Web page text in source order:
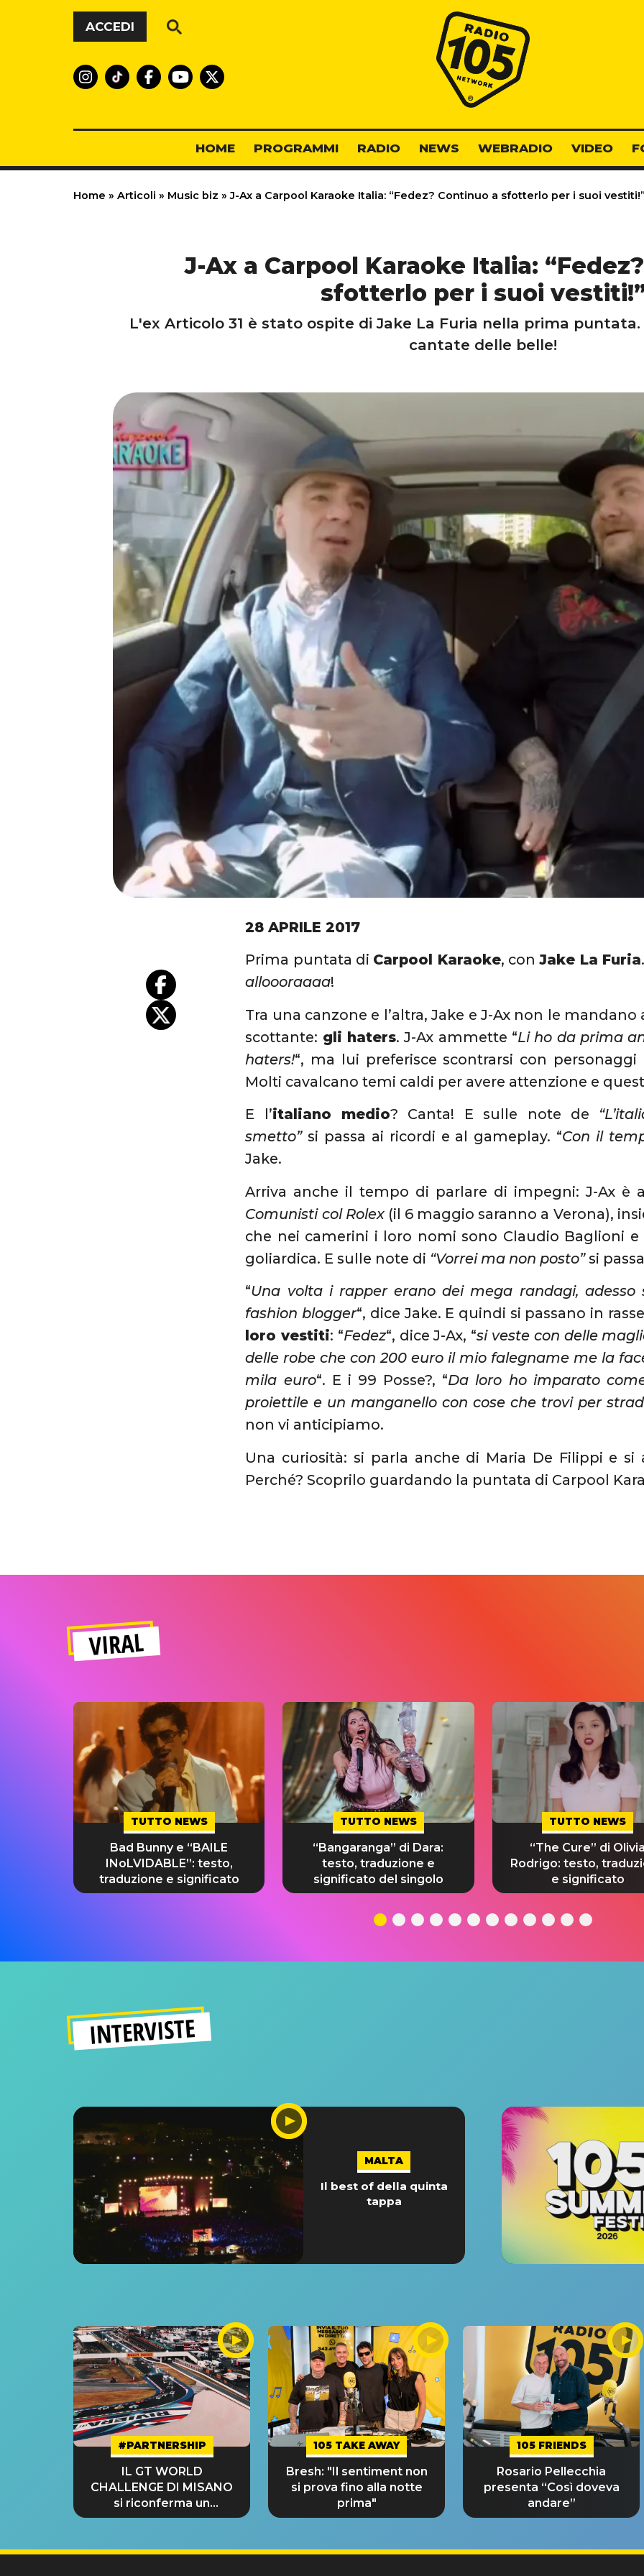
Vai al contenuto
ACCEDI
Radio 105
HOME PROGRAMMI RADIO NEWS WEBRADIO VIDEO
Home » Articoli » Music biz » J-Ax a Carpool Karaoke Italia: “Fedez? Continuo a sfotterlo per i suoi vestiti!”
J-Ax a Carpool Karaoke Italia:
sfotterlo per i suoi
L'ex Articolo 31 è stato ospite di Jake La Furia nella prima
cantate delle belle!
28 APRILE 2017
Prima puntata di Carpool Karaoke, conJake La Furia
alloooraaaa!
Tra una canzone e l’altra, Jake e J-Ax non le
scottante: gli haters. J-Ax ammette “Li ho da prima
haters!“, ma lui preferisce scontrarsi con personaggi
Molti cavalcano temi caldi per avere attenzione e
E l’italiano medio? Canta! E sulle note de
smetto”si passa ai ricordi e al gameplay. “Con il
Jake.
Arriva anche il tempo di parlare di impegni: J-Ax è
Comunisti col Rolex (il 6 maggio saranno a Verona),
che nei camerini i loro nomi sono Claudio Baglioni e
goliardica. E sulle note di “Vorrei ma non posto”si
“Una volta i rapper erano dei mega randagi, adesso
fashion blogger“, dice Jake. E quindi si passano in
loro vestiti: “Fedez“, dice J-Ax, “si veste con delle
delle robe che con 200 euro il mio falegname me la
mila euro“. E i 99 Posse?, “Da loro ho imparato
proiettile e un manganello con cose che trovi per
non vi anticipiamo.
Una curiosità: si parla anche di Maria De Filippi e si
Perché? Scoprilo guardando la puntata di Carpool
VIRAL
TUTTO NEWS
Bad Bunny e “BAILE
INoLVIDABLE”: testo,
traduzione e significato
TUTTO NEWS
“Bangaranga” di Dara:
testo, traduzione e
significato del singolo
TUTTO NEWS
“The Cure” di Olivia
Rodrigo: testo,
e significato
INTERVISTE
MALTA
Il best of della quinta
tappa
#PARTNERSHIP
IL GT WORLD
CHALLENGE DI MISANO
si riconferma un
GRANDE SUCCESSO!
105 TAKE AWAY
Bresh: "Il sentiment non
si prova fino alla notte
prima"
105 FRIENDS
Rosario Pellecchia
presenta “Così doveva
andare”